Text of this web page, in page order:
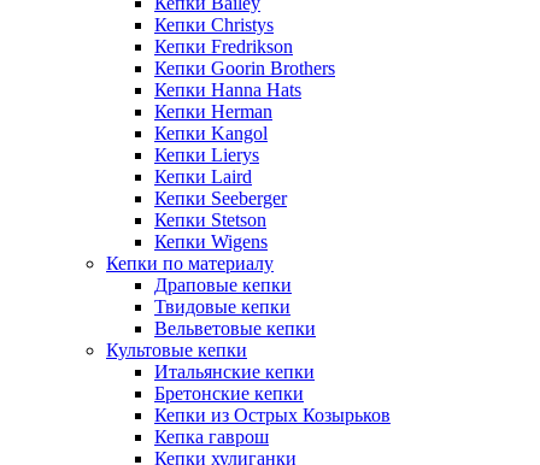
Кепки Christys
Кепки Fredrikson
Кепки Goorin Brothers
Кепки Hanna Hats
Кепки Herman
Кепки Kangol
Кепки Lierys
Кепки Laird
Кепки Seeberger
Кепки Stetson
Кепки Wigens
Кепки по материалу
Драповые кепки
Твидовые кепки
Вельветовые кепки
Культовые кепки
Итальянские кепки
Бретонские кепки
Кепки из Острых Козырьков
Кепка гаврош
Кепки хулиганки